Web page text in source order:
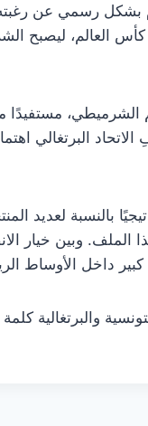
بشكل رسمي عن
العالم، ليصبح
مستفيدًا من
البرتغالي
بالنسبة لعديد
الملف. وبين خيار
داخل الأوساط
والبرتغالية